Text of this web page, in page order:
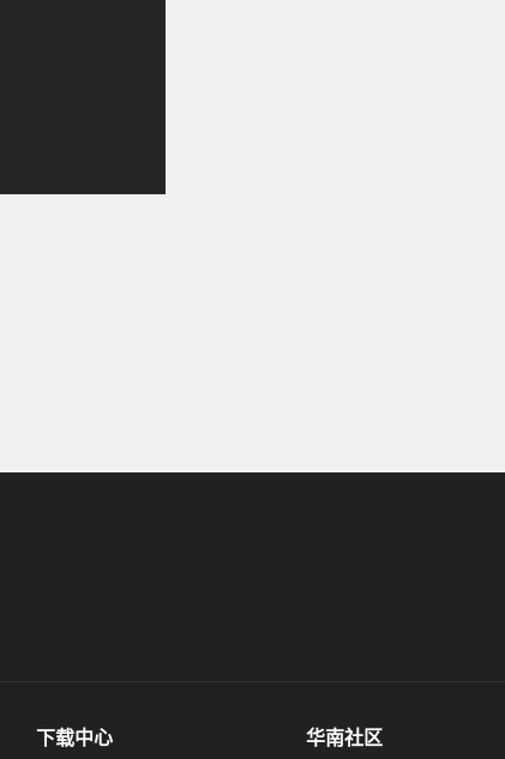
下载中心 华南社区